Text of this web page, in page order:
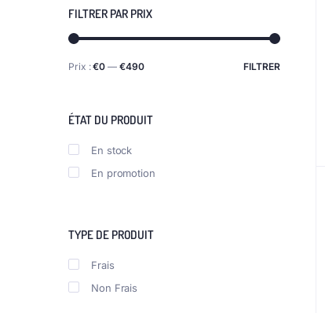
FILTRER PAR PRIX
FILTRER
Prix :€0 — €490
ÉTAT DU PRODUIT
En stock
En promotion
TYPE DE PRODUIT
Frais
Non Frais